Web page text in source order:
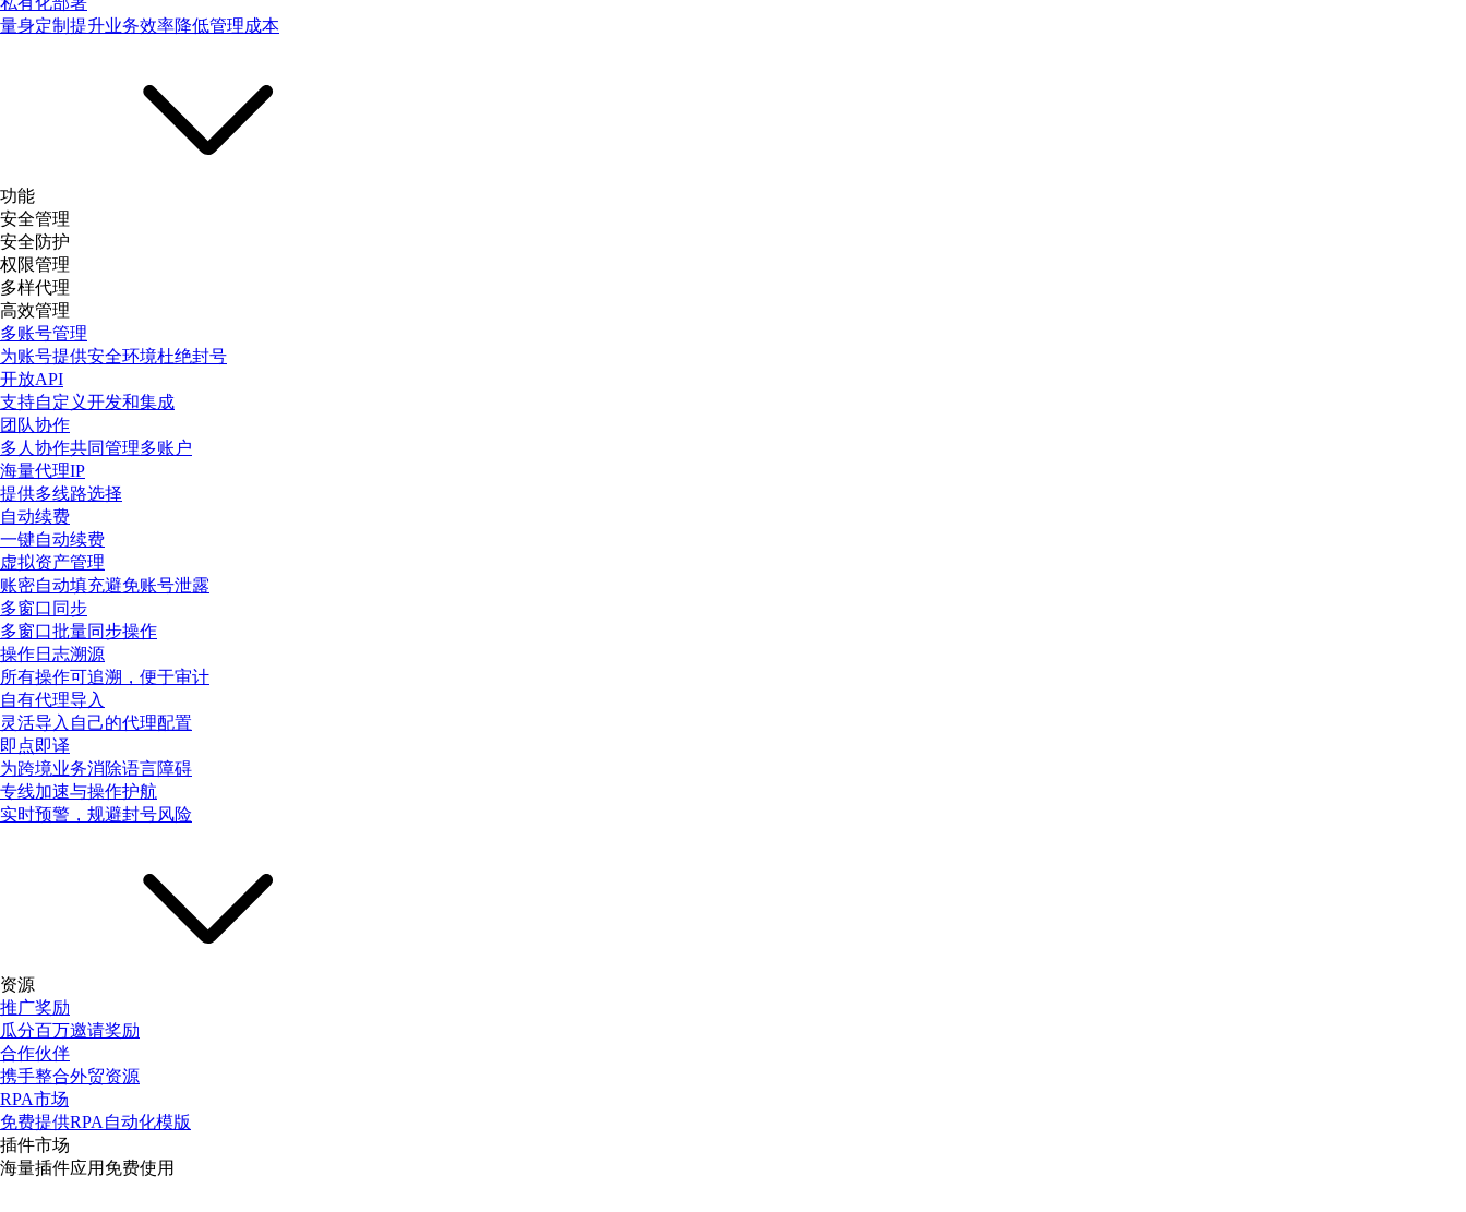
量身定制提升业务效率降低管理成本
功能
安全管理
安全防护
权限管理
多样代理
高效管理
多账号管理
为账号提供安全环境杜绝封号
开放API
支持自定义开发和集成
团队协作
多人协作共同管理多账户
海量代理IP
提供多线路选择
自动续费
一键自动续费
虚拟资产管理
账密自动填充避免账号泄露
多窗口同步
多窗口批量同步操作
操作日志溯源
所有操作可追溯，便于审计
自有代理导入
灵活导入自己的代理配置
即点即译
为跨境业务消除语言障碍
专线加速与操作护航
实时预警，规避封号风险
资源
推广奖励
瓜分百万邀请奖励
合作伙伴
携手整合外贸资源
RPA市场
免费提供RPA自动化模版
插件市场
海量插件应用免费使用